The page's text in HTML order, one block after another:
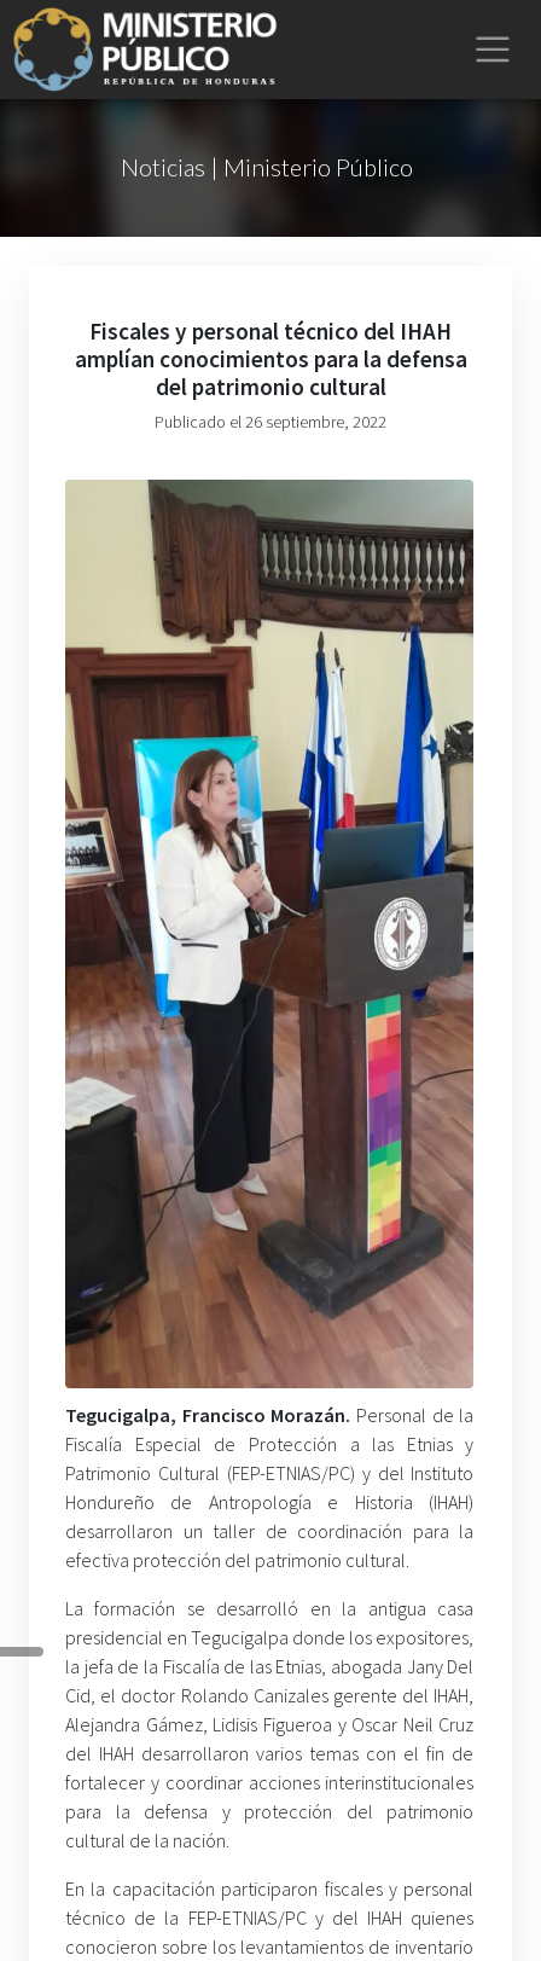
Noticias | Ministerio Público
Fiscales y personal técnico del IHAH
amplían conocimientos para la defensa
del patrimonio cultural
Publicado el 26 septiembre, 2022
Tegucigalpa, Francisco Morazán. Personal de la
Fiscalía Especial de Protección a las Etnias y
Patrimonio Cultural (FEP-ETNIAS/PC) y del Instituto
Hondureño de Antropología e Historia (IHAH)
desarrollaron un taller de coordinación para la
efectiva protección del patrimonio cultural.
La formación se desarrolló en la antigua casa
presidencial en Tegucigalpa donde los expositores,
la jefa de la Fiscalía de las Etnias, abogada Jany Del
Cid, el doctor Rolando Canizales gerente del IHAH,
Alejandra Gámez, Lidisis Figueroa y Oscar Neil Cruz
del IHAH desarrollaron varios temas con el fin de
fortalecer y coordinar acciones interinstitucionales
para la defensa y protección del patrimonio
cultural de la nación.
En la capacitación participaron fiscales y personal
técnico de la FEP-ETNIAS/PC y del IHAH quienes
conocieron sobre los levantamientos de inventario